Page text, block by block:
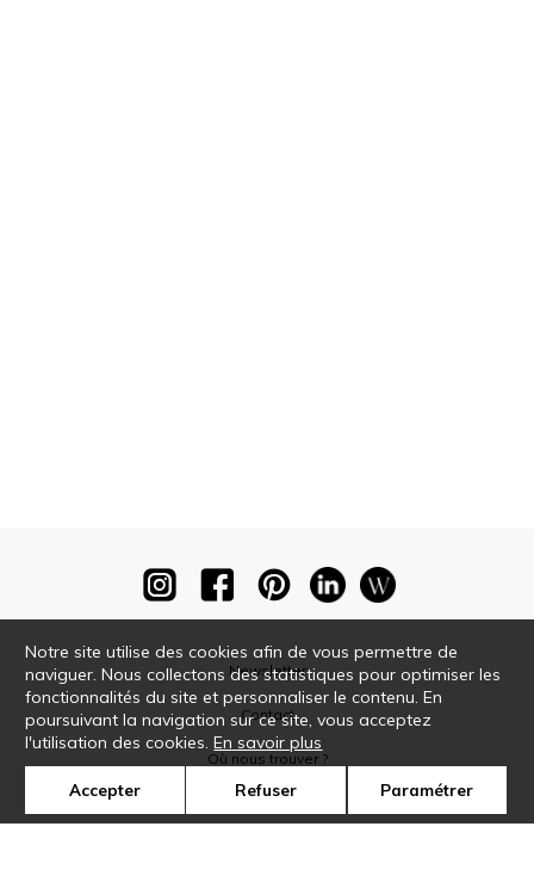
Newsletter
Contact
Où nous trouver ?
Notre site utilise des cookies afin de vous permettre de
naviguer. Nous collectons des statistiques pour optimiser les
fonctionnalités du site et personnaliser le contenu. En
poursuivant la navigation sur ce site, vous acceptez
l'utilisation des cookies.En savoir plus
Accepter Refuser Paramétrer